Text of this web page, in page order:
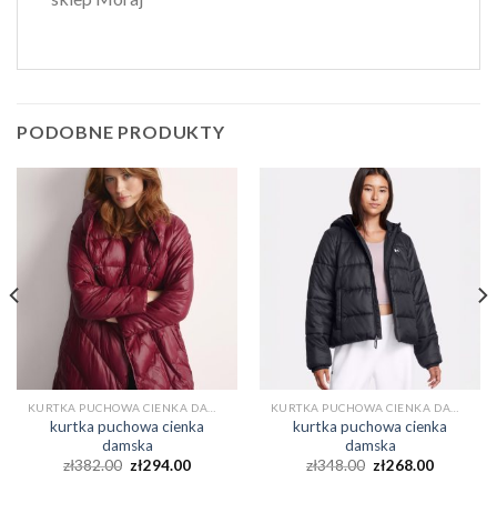
PODOBNE PRODUKTY
kurtka puchowa cienka
damska
zł382.00 zł294.00
kurtka puchowa cienka
damska
zł348.00 zł268.00